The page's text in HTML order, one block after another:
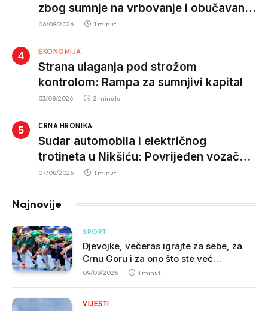
zbog sumnje na vrbovanje i obučavanje
za izvršenje terorističkih djela
06/08/2026 1 minut
EKONOMIJA
Strana ulaganja pod strožom
kontrolom: Rampa za sumnjivi kapital
03/08/2026 2 minuta
CRNA HRONIKA
Sudar automobila i električnog
trotineta u Nikšiću: Povrijeđen vozač
trotineta, prebačen u bolnicu
07/08/2026 1 minut
Najnovije
SPORT
Djevojke, večeras igrajte za sebe, za
Crnu Goru i za ono što ste već
napravile!
09/08/2026 1 minut
VIJESTI